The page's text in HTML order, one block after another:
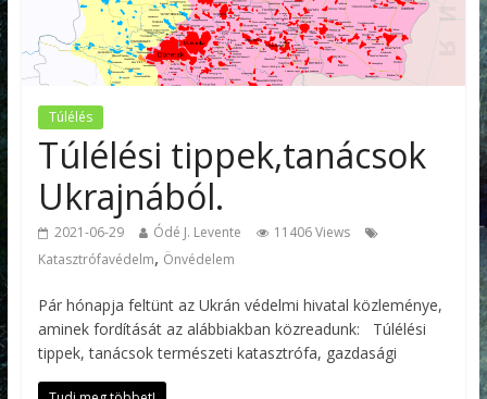
Túlélés
Túlélési tippek,tanácsok
Ukrajnából.
2021-06-29 Ódé J. Levente
11406 Views
Katasztrófavédelm, Önvédelem
Pár hónapja feltünt az Ukrán védelmi hivatal közleménye,
aminek fordítását az alábbiakban közreadunk: Túlélési
tippek, tanácsok természeti katasztrófa, gazdasági